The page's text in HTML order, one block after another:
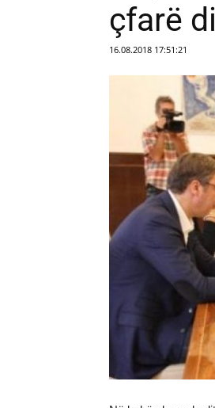
çfarë
16.08.2018 17:51:21